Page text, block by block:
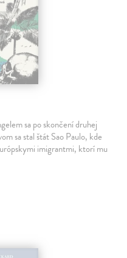
sa po skončení druhej
sa stal štát Sao Paulo, kde
imigrantmi, ktorí mu